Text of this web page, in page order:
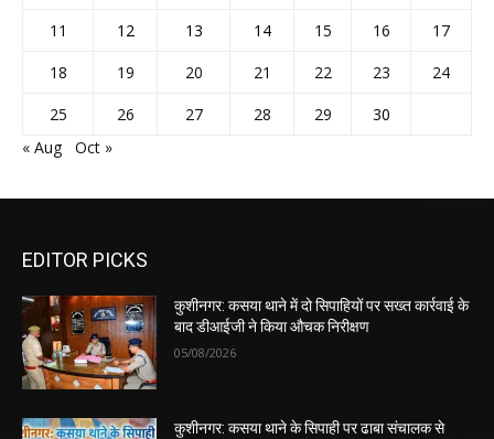
11
12 13 14 15 16
17
18
19 20 21 22 23
24
25
26 27 28 29
30
« Aug
Oct »
EDITOR PICKS
कुशीनगर: कसया थाने में दो सिपाहियों पर सख्त कार्रवाई के
बाद डीआईजी ने किया औचक निरीक्षण
05/08/2026
कुशीनगर: कसया थाने के सिपाही पर ढाबा संचालक से